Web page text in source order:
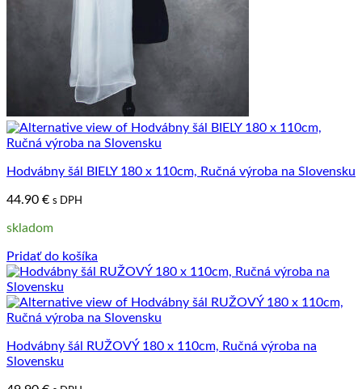
Hodvábny šál BIELY 180 x 110cm, Ručná výroba na Slovensku
44.90 € s DPH
skladom
Pridať do košíka
Hodvábny šál RUŽOVÝ 180 x 110cm, Ručná výroba na
Slovensku